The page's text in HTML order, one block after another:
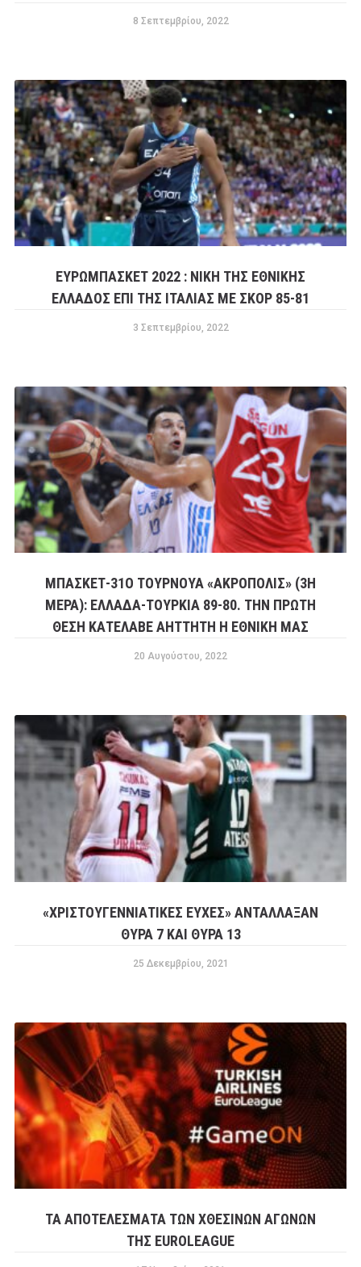
8 Σεπτεμβρίου, 2022
ΕΥΡΩΜΠΑΣΚΕΤ 2022 : ΝΊΚΗ ΤΗΣ ΕΘΝΙΚΉΣ
ΕΛΛΆΔΟΣ ΕΠΊ ΤΗΣ ΙΤΑΛΊΑΣ ΜΕ ΣΚΟΡ 85-81
3 Σεπτεμβρίου, 2022
ΜΠΆΣΚΕΤ-31Ο TΟΥΡΝΟΥΆ «ΑΚΡΌΠΟΛΙΣ» (3Η
ΜΈΡΑ): ΕΛΛΆΔΑ-ΤΟΥΡΚΊΑ 89-80. ΤΗΝ ΠΡΏΤΗ
ΘΈΣΗ ΚΑΤΈΛΑΒΕ ΑΉΤΤΗΤΗ Η ΕΘΝΙΚΉ ΜΑΣ
20 Αυγούστου, 2022
«ΧΡΙΣΤΟΥΓΕΝΝΙΆΤΙΚΕΣ ΕΥΧΈΣ» ΑΝΤΆΛΛΑΞΑΝ
ΘΎΡΑ 7 ΚΑΙ ΘΎΡΑ 13
25 Δεκεμβρίου, 2021
ΤΑ ΑΠΟΤΕΛΈΣΜΑΤΑ ΤΩΝ ΧΘΕΣΙΝΏΝ ΑΓΏΝΩΝ
ΤΗΣ EUROLEAGUE